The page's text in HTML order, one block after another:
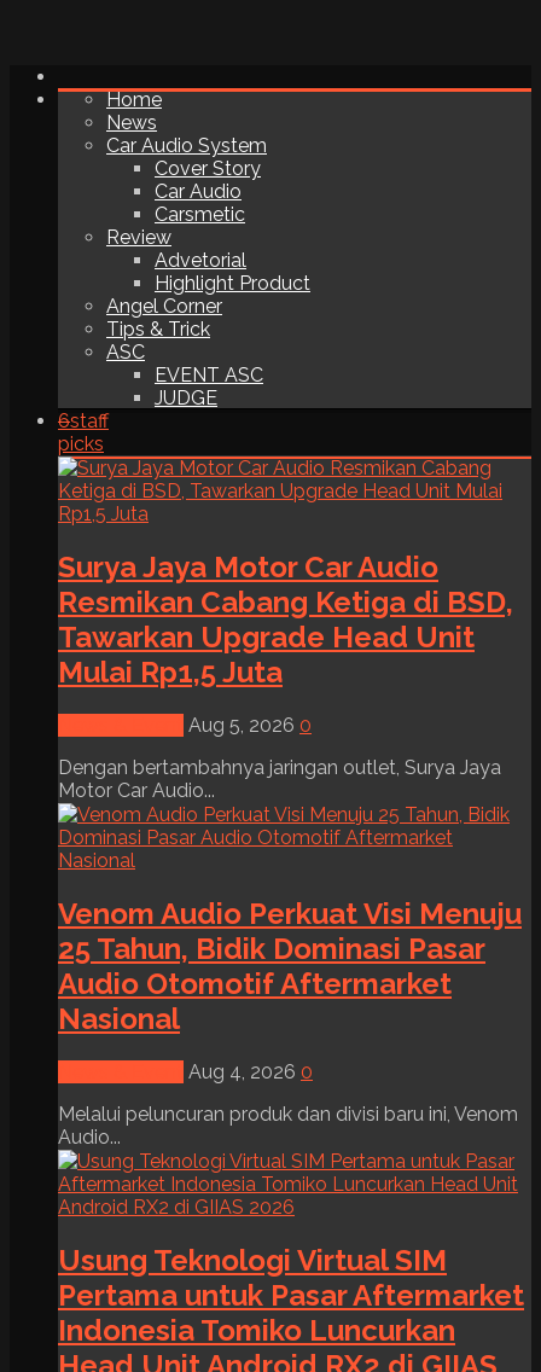
Home
News
Car Audio System
Cover Story
Car Audio
Carsmetic
Review
Advetorial
Highlight Product
Angel Corner
Tips & Trick
ASC
EVENT ASC
JUDGE
6staff
picks
Surya Jaya Motor Car Audio
Resmikan Cabang Ketiga di BSD,
Tawarkan Upgrade Head Unit
Mulai Rp1,5 Juta
Aug 5, 2026 0
Dengan bertambahnya jaringan outlet, Surya Jaya
Motor Car Audio...
Venom Audio Perkuat Visi Menuju
25 Tahun, Bidik Dominasi Pasar
Audio Otomotif Aftermarket
Nasional
Aug 4, 2026 0
Melalui peluncuran produk dan divisi baru ini, Venom
Audio...
Usung Teknologi Virtual SIM
Pertama untuk Pasar Aftermarket
Indonesia Tomiko Luncurkan
Head Unit Android RX2 di GIIAS